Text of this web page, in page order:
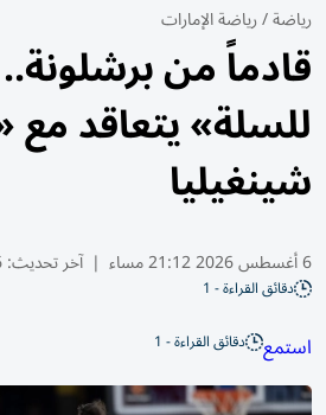
رياضة/رياضة الإمارات
قادماً من
للسلة» يتعاقد مع
شينغيليا
6 أغسطس 2026 21:12 مساء | آخر تحديث:6
دقائق القراءة - 1
استمع دقائق القراءة - 1